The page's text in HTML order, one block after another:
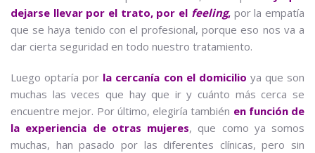
dejarse llevar por el trato, por el feeling,por la empatía
que se haya tenido con el profesional, porque eso nos va a
dar cierta seguridad en todo nuestro tratamiento.
Luego optaría por la cercanía con el domicilio ya que son
muchas las veces que hay que ir y cuánto más cerca se
encuentre mejor. Por último, elegiría también en función de
la experiencia de otras mujeres, que como ya somos
muchas, han pasado por las diferentes clínicas, pero sin